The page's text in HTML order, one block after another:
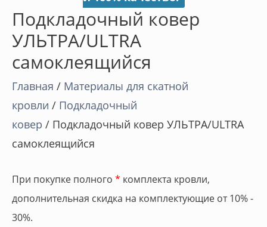
Подкладочный ковер
УЛЬТРА/ULTRA
самоклеящийся
Главная / Материалы для скатной
кровли / Подкладочный
ковер / Подкладочный ковер УЛЬТРА/ULTRA
самоклеящийся
При покупке полного * комплекта кровли,
дополнительная скидка на комплектующие от 10% -
30%.